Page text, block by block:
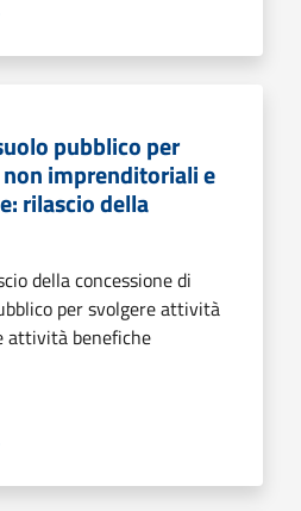
pubblico per
imprenditoriali e
rilascio della
della concessione di
per svolgere attività
attività benefiche